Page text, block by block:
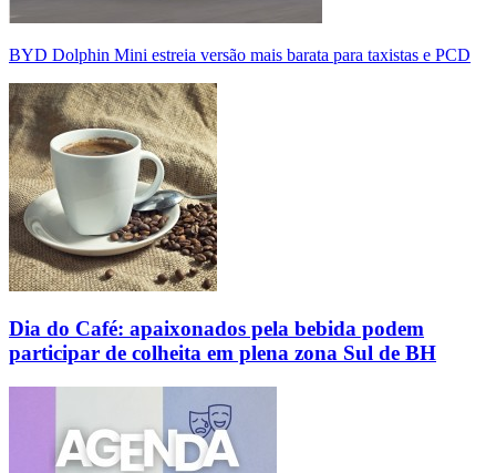
BYD Dolphin Mini estreia versão mais barata para taxistas e PCD
Dia do Café: apaixonados pela bebida podem
participar de colheita em plena zona Sul de BH